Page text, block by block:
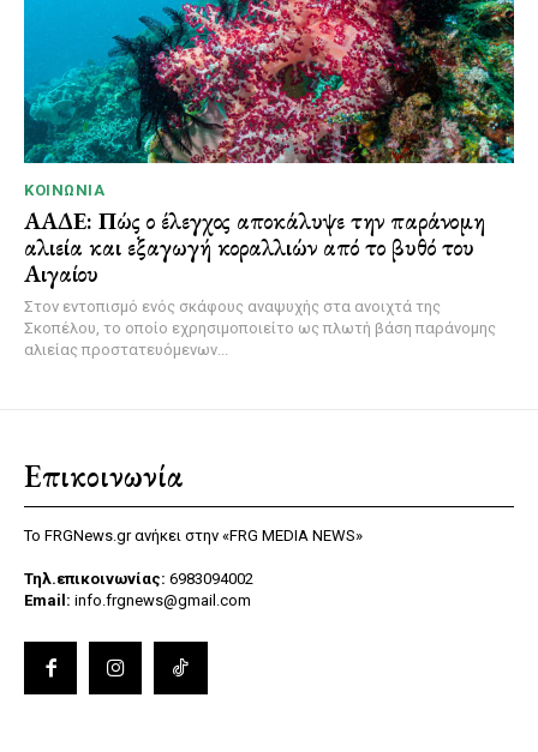
ΚΟΙΝΩΝΊΑ
ΑΑΔΕ: Πώς ο έλεγχος αποκάλυψε την παράνομη
αλιεία και εξαγωγή κοραλλιών από το βυθό του
Αιγαίου
Στον εντοπισμό ενός σκάφους αναψυχής στα ανοιχτά της
Σκοπέλου, το οποίο εχρησιμοποιείτο ως πλωτή βάση παράνομης
αλιείας προστατευόμενων...
Επικοινωνία
Το FRGNews.gr ανήκει στην «FRG MEDIA NEWS»
Τηλ.επικοινωνίας: 6983094002
Email: info.frgnews@gmail.com